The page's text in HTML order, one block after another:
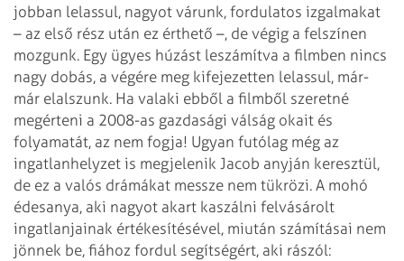
jobban lelassul, nagyot várunk, fordulatos izgalmakat
– az első rész után ez érthető –, de végig a felszínen
mozgunk. Egy ügyes húzást leszámítva a filmben nincs
nagy dobás, a végére meg kifejezetten lelassul, már-
már elalszunk. Ha valaki ebből a filmből szeretné
megérteni a 2008-as gazdasági válság okait és
folyamatát, az nem fogja! Ugyan futólag még az
ingatlanhelyzet is megjelenik Jacob anyján keresztül,
de ez a valós drámákat messze nem tükrözi. A mohó
édesanya, aki nagyot akart kaszálni felvásárolt
ingatlanjainak értékesítésével, miután számításai nem
jönnek be, fiához fordul segítségért, aki rászól: